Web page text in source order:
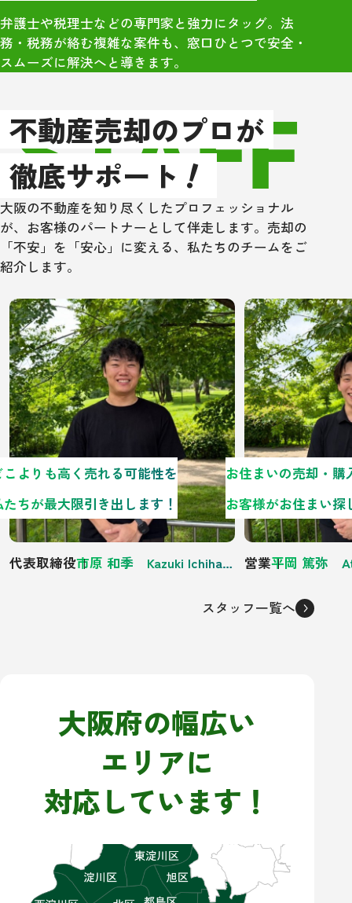
象的でした。大
のつながりから
感」を強く実感
以上、もし大
辺で不動産売
住宅ローン取次
方は、是非一
ングさんにあた
い！
弁護士や税理士などの専門家と強力にタッグ。法
務・税務が絡む複雑な案件も、窓口ひとつで安全・
スムーズに解決へと導きます。
不動産売却のプロが
徹底サポート！
STAFF
大阪の不動産を知り尽くしたプロフェッショナル
が、お客様のパートナーとして伴走します。売却の
「不安」を「安心」に変える、私たちのチームをご
紹介します。
代表取締役 市原 和季 Kazuki Ichihara
こよりも高く売れる可能性を
たちが最大限引き出します！
営業平岡 篤弥
スタッフ一覧へ
大阪府の幅広い
エリアに
対応しています！